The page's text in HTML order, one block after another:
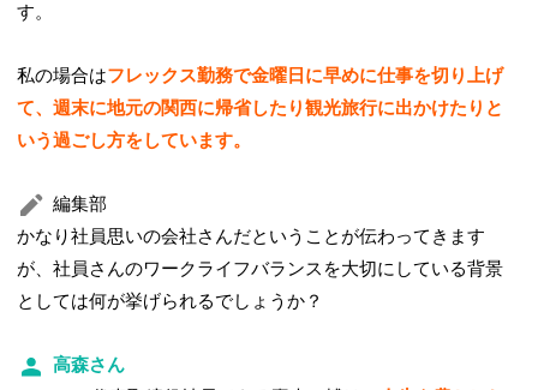
す。
私の場合はフレックス勤務で金曜日に早めに仕事を切り上げ
て、週末に地元の関西に帰省したり観光旅行に出かけたりと
いう過ごし方をしています。
編集部
かなり社員思いの会社さんだということが伝わってきます
が、社員さんのワークライフバランスを大切にしている背景
としては何が挙げられるでしょうか？
高森さん